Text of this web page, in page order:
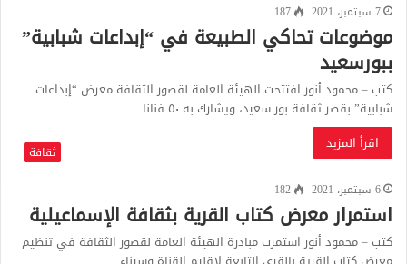
7 سبتمبر، 2021
187
موضوعات تحاكي الطبيعة في “إبداعات شبابية”
ببورسعيد
كتب – محمود أنور افتتحت الهيئة العامة لقصور الثقافة معرض “إبداعات
شبابية” بقصر ثقافة بور سعيد، ويشارك به ٥٠ فنانا…
اقرأ المزيد
ثقافة
6 سبتمبر، 2021
182
استمرار معرض كتاب القرية بثقافة الإسماعيلية
كتب – محمود أنور استمرت مبادرة الهيئة العامة لقصور الثقافة في تنظيم